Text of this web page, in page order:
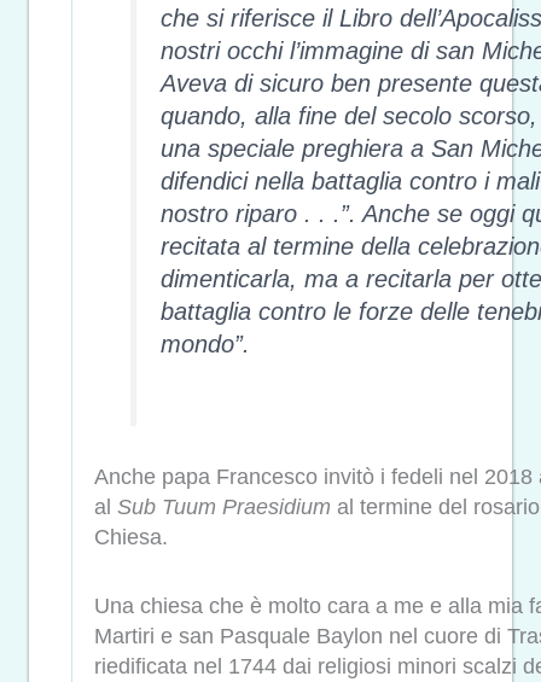
che si riferisce il Libro
nostri occhi l’immagine di san
Aveva di sicuro ben presente
quando, alla fine del secolo
una speciale preghiera a San
difendici nella battaglia contro i
nostro riparo . . .”. Anche se oggi
recitata al termine della
dimenticarla, ma a recitarla per
battaglia contro le forze delle
mondo”.
Anche papa Francesco invitò i fedeli nel
al Sub Tuum Praesidium al termine del
Chiesa.
Una chiesa che è molto cara a me e alla mia
Martiri e san Pasquale Baylon nel cuore di
riedificata nel 1744 dai religiosi minori scalzi